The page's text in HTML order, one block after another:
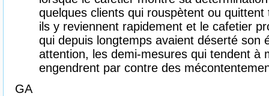
quelques clients qui rouspètent ou
ils y reviennent rapidement et le cafetier
qui depuis longtemps avaient déserté son
attention, les demi-mesures qui tendent à
engendrent par contre des
GA